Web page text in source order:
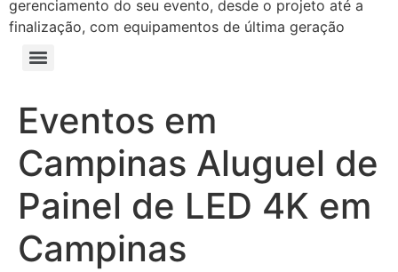
gerenciamento do seu evento, desde o projeto até a
finalização, com equipamentos de última geração
Eventos em
Campinas Aluguel de
Painel de LED 4K em
Campinas